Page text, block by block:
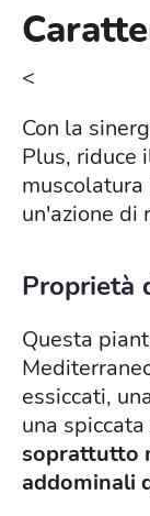
<
Con la
Plus, riduce
un'azione di
Proprietà
Questa
essiccati,
una
soprattutto
addominali